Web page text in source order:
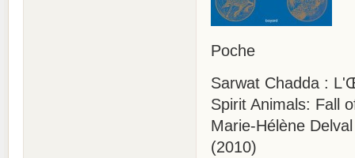
Poche
Sarwat Chadda :
Spirit Animals: Fall
Marie-Hélène
(2010)